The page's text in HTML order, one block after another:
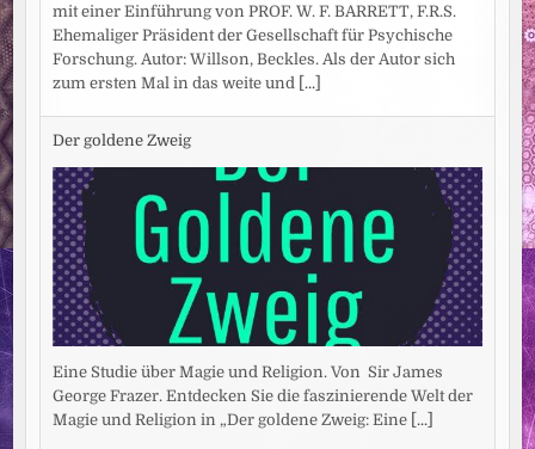
mit einer Einführung von PROF. W. F. BARRETT, F.R.S.
Ehemaliger Präsident der Gesellschaft für Psychische
Forschung. Autor: Willson, Beckles. Als der Autor sich
zum ersten Mal in das weite und [...]
Der goldene Zweig
Eine Studie über Magie und Religion. Von Sir James
George Frazer. Entdecken Sie die faszinierende Welt der
Magie und Religion in „Der goldene Zweig: Eine [...]